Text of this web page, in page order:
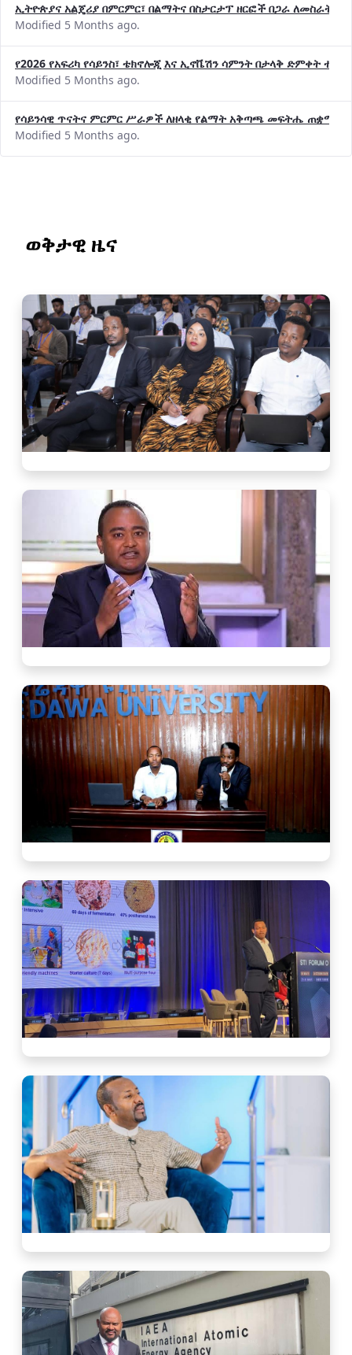
ኢትዮጵያና አልጄሪያ በምርምር፣ በልማትና በስታርታፕ ዘርፎች በጋራ ለመስራት
Modified 5 Months ago.
የ2026 የአፍሪካ የሳይንስ፣ ቴክኖሎጂ እና ኢኖቬሽን ሳምንት በታላቅ ድምቀት
Modified 5 Months ago.
የሳይንሳዊ ጥናትና ምርምር ሥራዎች ለዘላቂ የልማት አቅጣጫ መፍትሔ ጠቋሚ
Modified 5 Months ago.
ወቅታዊ ዜና